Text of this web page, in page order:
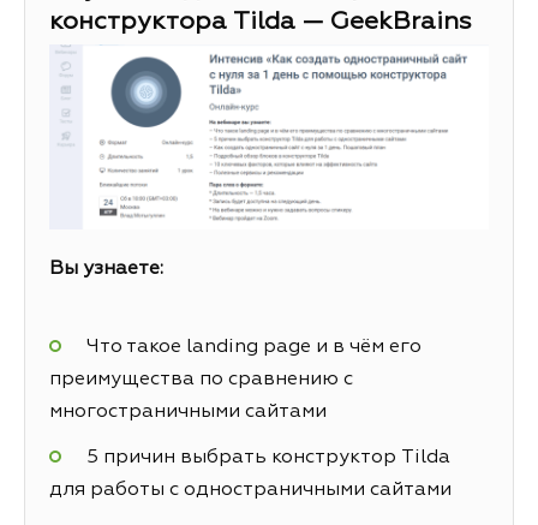
конструктора Tilda — GeekBrains
Вы узнаете:
Что такое landing page и в чём его
преимущества по сравнению с
многостраничными сайтами
5 причин выбрать конструктор Tilda
для работы с одностраничными сайтами